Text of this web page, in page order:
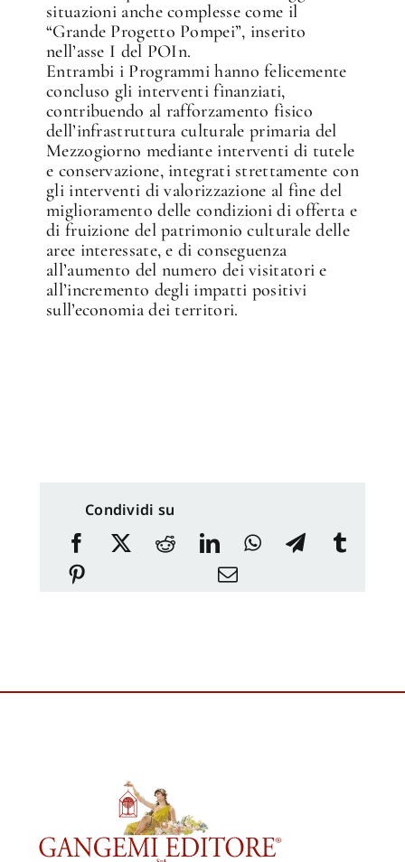
situazioni anche complesse come il
“Grande Progetto Pompei”, inserito
nell’asse I del POIn.
Entrambi i Programmi hanno felicemente
concluso gli interventi finanziati,
contribuendo al rafforzamento fisico
dell’infrastruttura culturale primaria del
Mezzogiorno mediante interventi di tutele
e conservazione, integrati strettamente con
gli interventi di valorizzazione al fine del
miglioramento delle condizioni di offerta e
di fruizione del patrimonio culturale delle
aree interessate, e di conseguenza
all’aumento del numero dei visitatori e
all’incremento degli impatti positivi
sull’economia dei territori.
Condividi su